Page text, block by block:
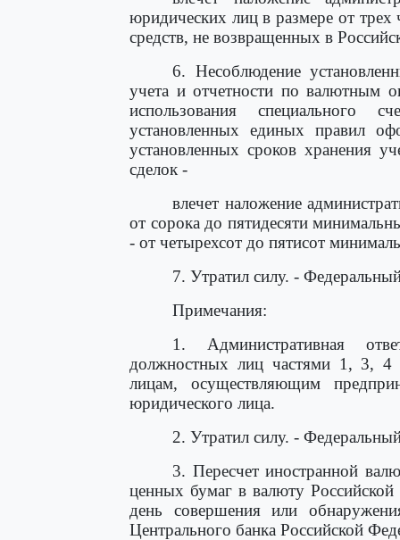
юридических лиц в размере от
средств, не возвращенных в
6. Несоблюдение
учета и отчетности по валютным
использования специального
установленных единых правил
установленных сроков хранения
сделок -
влечет наложение
от сорока до пятидесяти
- от четырехсот до пятисот
7. Утратил силу. -
Примечания:
1. Административная
должностных лиц частями 1, 3, 4
лицам, осуществляющим
юридического лица.
2. Утратил силу. -
3. Пересчет иностранной
ценных бумаг в валюту
день совершения или
Центрального банка Российской